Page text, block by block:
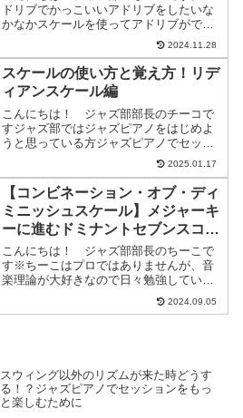
ドリブでかっこいいアドリブをしたいな
かなかスケールを使ってアドリブができ
ないスケールをつかったアドリブが自然
にできるようになることがかっこよさの
ひとつ。しかしセッションでコード進行
に合わせてかっこいいスケ...
2024.11.28
スケールの使い方と覚え方！リデ
ィアンスケール編
こんにちは！ ジャズ部部長のチーコで
すジャズ部ではジャズピアノをはじめよ
うと思っている方ジャズピアノでセッシ
ョンに参加したい方ジャズピアノをもっ
と楽しみたい方に分かりやすくセッショ
ンで楽しめるようになるまでの練習方法
などを紹介していますジャ...
2025.01.17
【コンビネーション・オブ・ディ
ミニッシュスケール】メジャーキ
ーに進むドミナントセブンスコー
ドのところでアドリブ
こんにちは！ ジャズ部部長のちーこで
す※ちーこはプロではありませんが、音
楽理論が大好きなので日々勉強していま
すジャズピアノをはじめようと思ってい
る方ジャズピアノでセッションに参加し
2024.09.05
スウィング以外のリズムが来た時どうす
る！？ジャズピアノでセッションをもっ
と楽しむために